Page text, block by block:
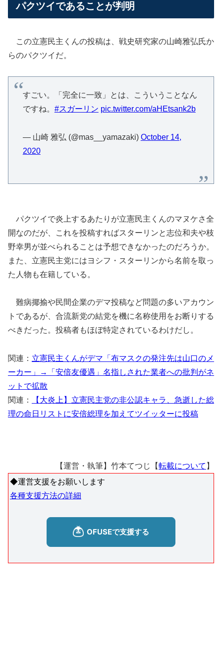
パクツイであることが判明
この立憲民主くんの投稿は、戦史研究家の山崎雅弘氏か
らのパクツイだ。
すごい。「完全に一致」とは、こういうことなん
ですね。 #スガーリン pic.twitter.com/aHEtsank2b
— 山崎 雅弘 (@mas__yamazaki) October 14,
2020
パクツイで炎上するあたりが立憲民主くんのマヌケさ全
開なのだが、これを投稿すればスターリンと志位和夫や枝
野幸男が並べられることは予想できなかったのだろうか。
また、立憲民主党にはヨシフ・スターリンから名前を取っ
た人物も在籍している。
難病揶揄や民間企業のデマ投稿など問題の多いアカウン
トであるが、合流新党の結党を機に名称使用をお断りする
べきだった。投稿者もほぼ特定されているわけだし。
関連： 立憲民主くんがデマ「布マスクの発注先は山口のメ
ーカー」→「安倍友優遇」名指しされた業者への批判がネ
ットで拡散
関連：
【大炎上】立憲民主党の非公認キャラ、急逝した総
理の命日リストに安倍総理を加えてツイッターに投稿
【運営・執筆】竹本てつじ【転載について 】
◆運営支援をお願いします
各種支援方法の詳細